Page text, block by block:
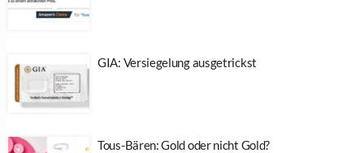
GIA: Versiegelung ausgetrickst
Tous-Bären: Gold oder nicht Gold?